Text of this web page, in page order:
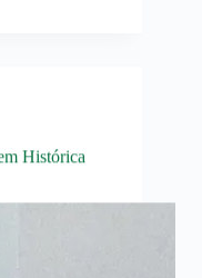
Histórica